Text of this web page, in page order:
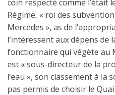
coin respecté comme l’était
Régime, « roi des
Mercedes », as de
l’intéressent aux dépens de
fonctionnaire qui végète au
est « sous-directeur de la
l’eau », son classement à la
pas permis de choisir le